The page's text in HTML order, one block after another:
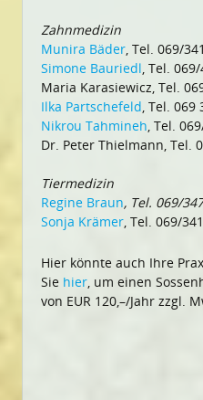
Zahnmedizin
Munira Bäder, Tel. 069/
Simone Bauriedl, Tel.
Maria Karasiewicz, Tel.
Ilka Partschefeld, Tel. 069
Nikrou Tahmineh, Tel.
Dr. Peter Thielmann, Tel.
Tiermedizin
Regine Braun, Tel. 069/
Sonja Krämer, Tel. 069/
Hier könnte auch Ihre
Sie hier, um einen
von EUR 120,–/Jahr zzgl.